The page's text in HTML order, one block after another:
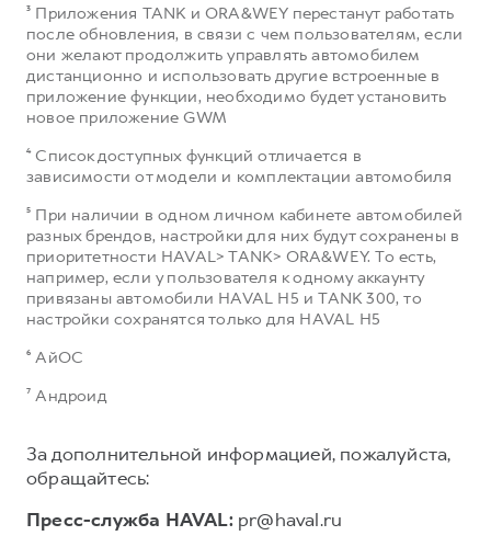
³ Приложения TANK и ORA&WEY перестанут работать
после обновления, в связи с чем пользователям, если
они желают продолжить управлять автомобилем
дистанционно и использовать другие встроенные в
приложение функции, необходимо будет установить
новое приложение GWM
⁴ Список доступных функций отличается в
зависимости от модели и комплектации автомобиля
⁵ При наличии в одном личном кабинете автомобилей
разных брендов, настройки для них будут сохранены в
приоритетности HAVAL> TANK> ORA&WEY. То есть,
например, если у пользователя к одному аккаунту
привязаны автомобили HAVAL H5 и TANK 300, то
настройки сохранятся только для HAVAL H5
⁶ АйОС
⁷ Андроид
За дополнительной информацией, пожалуйста,
обращайтесь:
Пресс-служба HAVAL:pr@haval.ru